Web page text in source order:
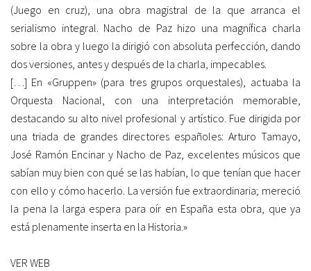
(Juego en cruz), una obra magistral de la que arranca el
serialismo integral. Nacho de Paz hizo una magnífica charla
sobre la obra y luego la dirigió con absoluta perfección, dando
dos versiones, antes y después de la charla, impecables.
[…] En «Gruppen» (para tres grupos orquestales), actuaba la
Orquesta Nacional, con una interpretación memorable,
destacando su alto nivel profesional y artístico. Fue dirigida por
una triada de grandes directores españoles: Arturo Tamayo,
José Ramón Encinar y Nacho de Paz, excelentes músicos que
sabían muy bien con qué se las habían, lo que tenían que hacer
con ello y cómo hacerlo. La versión fue extraordinaria; mereció
la pena la larga espera para oír en España esta obra, que ya
está plenamente inserta en la Historia.»
VER WEB